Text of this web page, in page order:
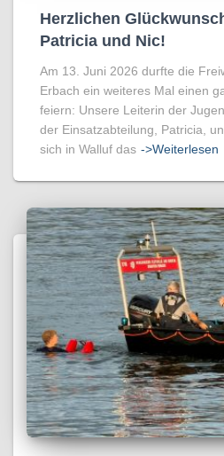
Herzlichen
Patricia und Nic!
Am 13. Juni 2026 durfte die
Erbach ein weiteres Mal einen
feiern: Unsere Leiterin der
der Einsatzabteilung, Patricia,
sich in Walluf das ->Weiterlesen